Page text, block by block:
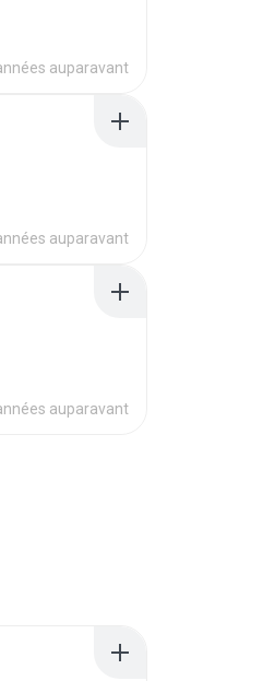
auparavant
auparavant
auparavant